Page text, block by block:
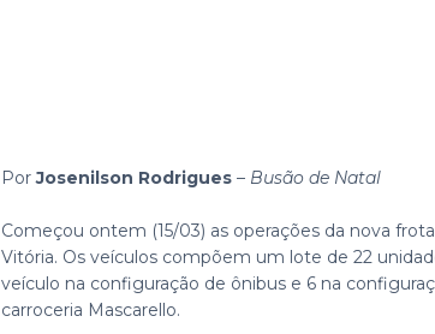
PorJosenilson Rodrigues – Busão de Natal
Começou ontem (15/03) as operações da nova
Vitória. Os veículos compõem um lote de 22
veículo na configuração de ônibus e 6 na
carroceria Mascarello.